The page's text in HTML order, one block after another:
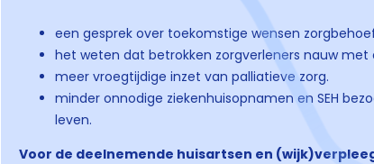
een gesprek over toekomstige wensen
het weten dat betrokken zorgverleners nauw met
meer vroegtijdige inzet van palliatieve zorg.
minder onnodige ziekenhuisopnamen en SEH
leven.
Voor de deelnemende huisartsen en